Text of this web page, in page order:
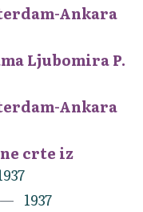
Ankara
Ljubomira P.
Ankara
crte iz
1937